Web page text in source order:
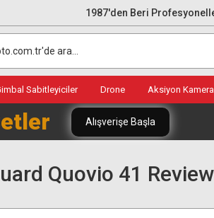
1987'den Beri
Sabitleyiciler Drone Aksiyon
Alışverişe Başla
Quovio 41 Review